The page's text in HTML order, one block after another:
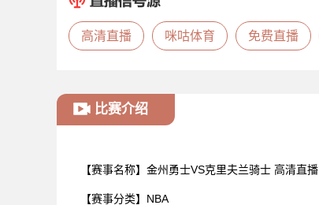
高清直播 咪咕体育 免费直播
比赛介绍
【赛事名称】 金州勇士VS克里夫兰骑士 高清直播
【赛事分类】 NBA